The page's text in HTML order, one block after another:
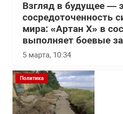
Взгляд в будущее —
сосредоточенность
мира: «Артан Х» в
выполняет боевые
5 марта, 10:34
Политика